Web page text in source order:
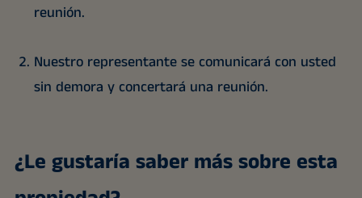
reunión.
Nuestro representante se comunicará con usted
sin demora y concertará una reunión.
¿Le gustaría saber más sobre esta